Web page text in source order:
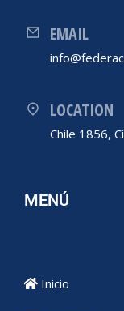
EMAIL
LOCATION
Chile 1856,
MENÚ
Inicio